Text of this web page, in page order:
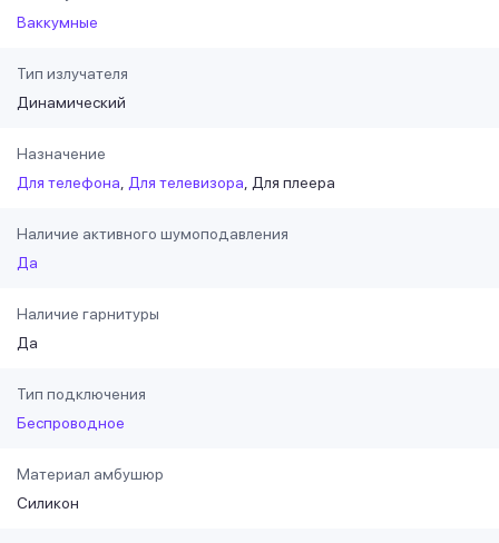
Ваккумные
Тип излучателя
Динамический
Назначение
Для телефона
Для телевизора Для плеера
Наличие активного шумоподавления
Да
Наличие гарнитуры
Да
Тип подключения
Беспроводное
Материал амбушюр
Силикон